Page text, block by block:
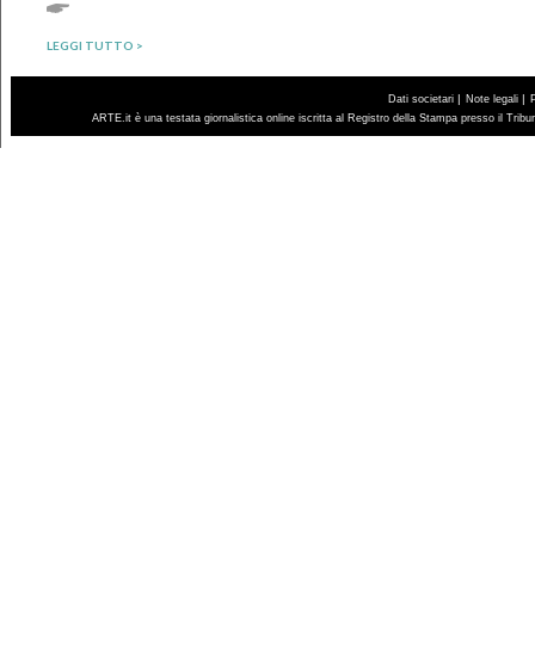
LEGGI TUTTO >
Dati societari | Note legali |
ARTE.it è una testata giornalistica online iscritta al Registro della Stampa presso il